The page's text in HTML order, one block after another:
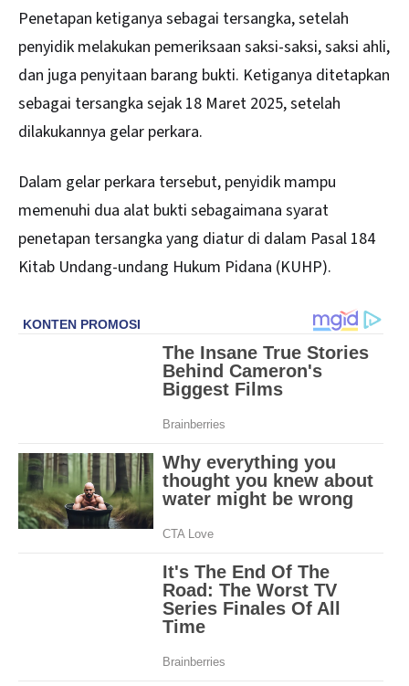
Penetapan ketiganya sebagai tersangka, setelah
penyidik melakukan pemeriksaan saksi-saksi, saksi ahli,
dan juga penyitaan barang bukti. Ketiganya ditetapkan
sebagai tersangka sejak 18 Maret 2025, setelah
dilakukannya gelar perkara.
Dalam gelar perkara tersebut, penyidik mampu
memenuhi dua alat bukti sebagaimana syarat
penetapan tersangka yang diatur di dalam Pasal 184
Kitab Undang-undang Hukum Pidana (KUHP).